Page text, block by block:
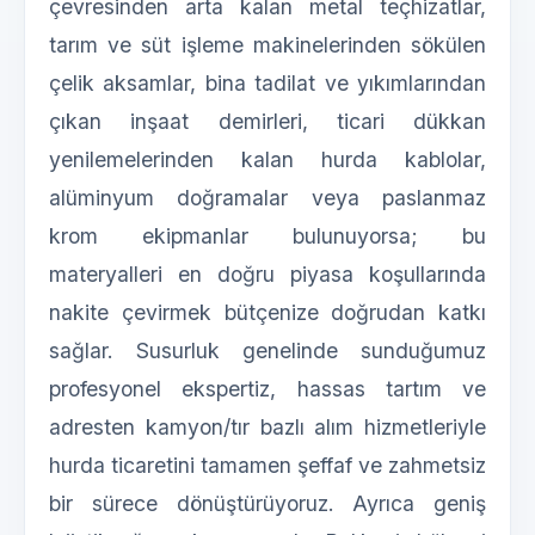
çevresinden arta kalan metal teçhizatlar,
tarım ve süt işleme makinelerinden sökülen
çelik aksamlar, bina tadilat ve yıkımlarından
çıkan inşaat demirleri, ticari dükkan
yenilemelerinden kalan hurda kablolar,
alüminyum doğramalar veya paslanmaz
krom ekipmanlar bulunuyorsa; bu
materyalleri en doğru piyasa koşullarında
nakite çevirmek bütçenize doğrudan katkı
sağlar. Susurluk genelinde sunduğumuz
profesyonel ekspertiz, hassas tartım ve
adresten kamyon/tır bazlı alım hizmetleriyle
hurda ticaretini tamamen şeffaf ve zahmetsiz
bir sürece dönüştürüyoruz. Ayrıca geniş